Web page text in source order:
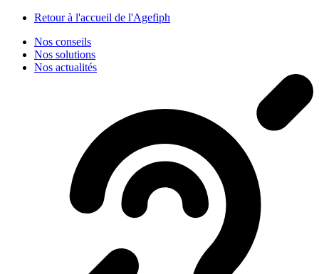
Retour à l'accueil de l'Agefiph
Nos conseils
Nos solutions
Nos actualités